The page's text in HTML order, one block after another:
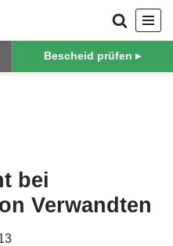
Bescheid prüfen ▸
bei
Verwandten